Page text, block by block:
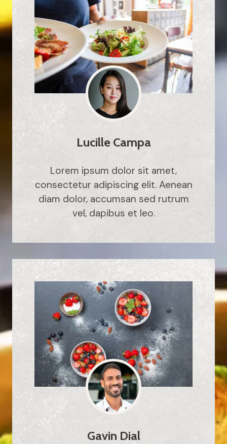
Lucille Campa
Lorem ipsum dolor sit amet,
consectetur adipiscing elit. Aenean
diam dolor, accumsan sed rutrum
vel, dapibus et leo.
Gavin Dial